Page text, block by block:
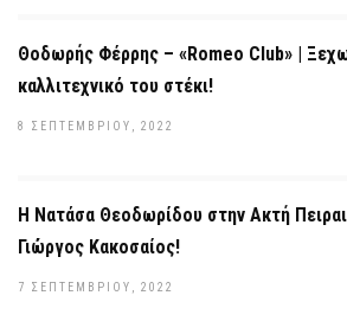
Θοδωρής Φέρρης – «Romeo Club» |
καλλιτεχνικό του στέκι!
8 ΣΕΠΤΕΜΒΡΊΟΥ, 2022
Η Νατάσα Θεοδωρίδου στην Ακτή
Γιώργος Κακοσαίος!
7 ΣΕΠΤΕΜΒΡΊΟΥ, 2022